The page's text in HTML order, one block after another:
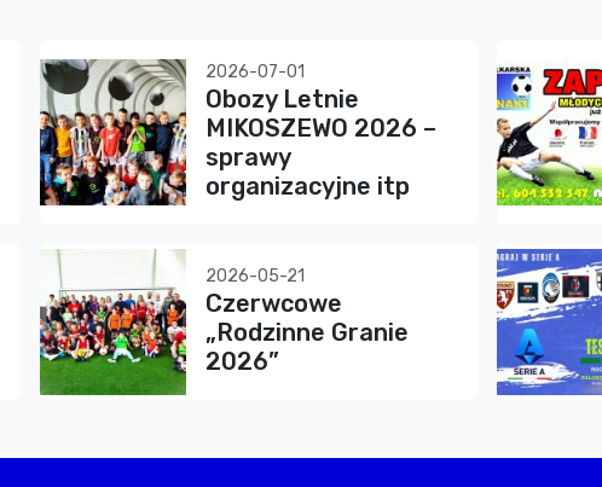
2026-07-01
Obozy Letnie
MIKOSZEWO 2026 –
sprawy
organizacyjne itp
2026-05-21
Czerwcowe
„Rodzinne Granie
2026”